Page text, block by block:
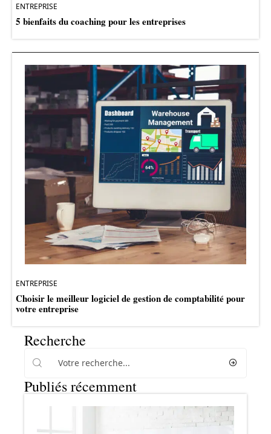
ENTREPRISE
5 bienfaits du coaching pour les entreprises
ENTREPRISE
Choisir le meilleur logiciel de gestion de comptabilité pour
votre entreprise
Recherche
Publiés récemment